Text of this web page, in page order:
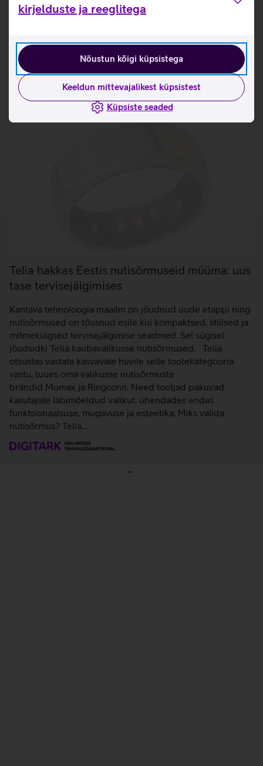
kirjelduste ja reeglitega
Nõustun kõigi küpsistega
Keeldun mittevajalikest küpsistest
Küpsiste seaded
Tutvu nutisõrmuse RingConn Gen 2 omaduste ja
kasutusviisidega tootja kodulehel
Seotud artiklid ja videod
Telia hakkas Eestis nutisõrmuseid müüma: uus
tase tervisejälgimises
Kantava tehnoloogia maailm on jõudnud uude etappi ning
nutisõrmused on tõusnud esile kui kompaktsed, stiilsed ja
mitmekülgsed tervisejälgimise seadmed. Sel sügisel
jõudsidki Telia kaubavalikusse nutisõrmused. Telia
otsustas vastata kasvavale huvile selle tootekategooria
vastu, tuues oma valikusse nutisõrmuste
brändid Momax ja Ringconn. Need tootjad pakuvad
kasutajale läbimõeldud valikut, ühendades endas
funktsionaalsuse, mugavuse ja esteetika. Miks valida
nutisõrmus? Telia…